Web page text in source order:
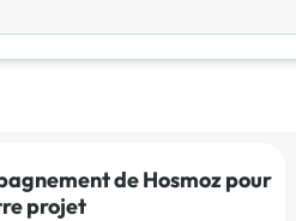
de Hosmoz pour
projet